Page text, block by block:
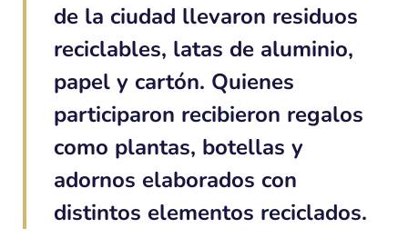
de la ciudad llevaron residuos
reciclables, latas de aluminio,
papel y cartón. Quienes
participaron recibieron regalos
como plantas, botellas y
adornos elaborados con
distintos elementos reciclados.